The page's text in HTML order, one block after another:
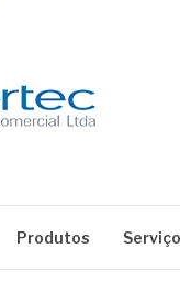
Produtos